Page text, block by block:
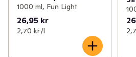
1000 ml, Fun Light
26,95 kr
2,70 kr /l